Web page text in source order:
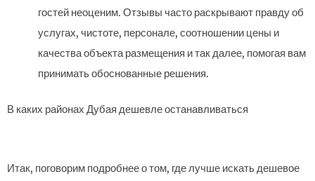
гостей неоценим. Отзывы часто раскрывают правду об
услугах, чистоте, персонале, соотношении цены и
качества объекта размещения и так далее, помогая вам
принимать обоснованные решения.
В каких районах Дубая дешевле останавливаться
Итак, поговорим подробнее о том, где лучше искать дешевое